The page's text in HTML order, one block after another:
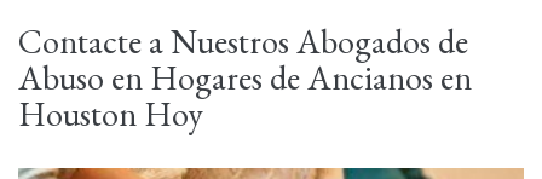
Contacte a Nuestros Abogados de
Abuso en Hogares de Ancianos en
Houston Hoy